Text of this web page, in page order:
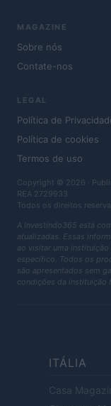
MAGAZINE
Sobre nós
Contate-nos
LEGAL
Política de
Política de cookies
Termos de uso
Copyright © 2026 ·
REA 2729933
Todos os direitos
A Investindo365 está
atualizadas. Essas
ao visitar uma
específico. Todos os
são apresentados sem
condições da instituição
ITÁLIA
Casa